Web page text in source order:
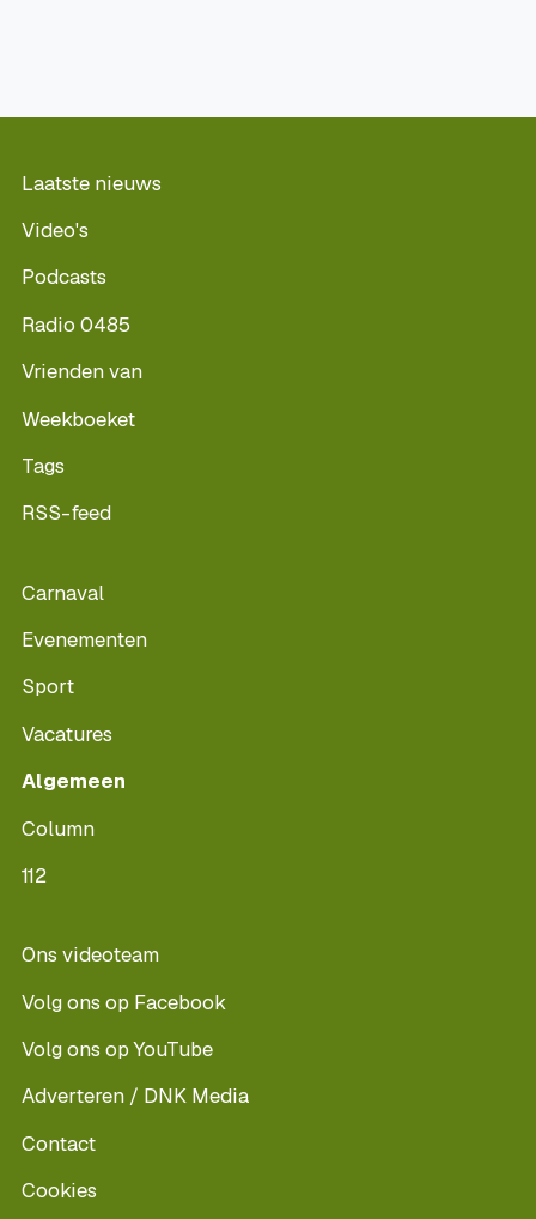
Laatste nieuws
Video's
Podcasts
Radio 0485
Vrienden van
Weekboeket
Tags
RSS-feed
Carnaval
Evenementen
Sport
Vacatures
Algemeen
Column
112
Ons videoteam
Volg ons op Facebook
Volg ons op YouTube
Adverteren / DNK Media
Contact
Cookies